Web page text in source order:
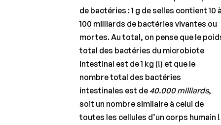
de bactéries : 1 g de selles contient 10
100 milliards de bactéries vivantes ou
mortes. Au total, on pense que le
total des bactéries du microbiote
intestinal est de 1 kg (!) et que le
nombre total des bactéries
intestinales est de 40.000 milliards,
soit un nombre similaire à celui de
toutes les cellules d’un corps humain !